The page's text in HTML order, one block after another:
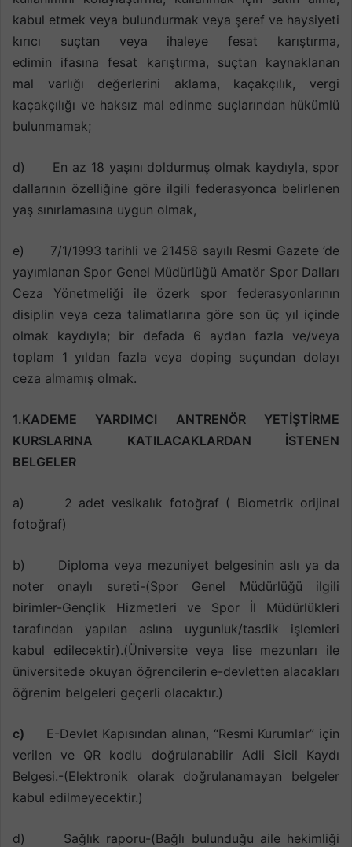
kabul etmek veya bulundurmak veya şeref ve haysiyeti
kırıcı suçtan veya ihaleye fesat karıştırma,
edimin ifasına fesat karıştırma, suçtan kaynaklanan
mal varlığı değerlerini aklama, kaçakçılık, vergi
kaçakçılığı ve haksız mal edinme suçlarından hükümlü
bulunmamak;
d) En az 18 yaşını doldurmuş olmak kaydıyla, spor
dallarının özelliğine göre ilgili federasyonca belirlenen
yaş sınırlamasına uygun olmak,
e) 7/1/1993 tarihli ve 21458 sayılı Resmi Gazete ’de
yayımlanan Spor Genel Müdürlüğü Amatör Spor Dalları
Ceza Yönetmeliği ile özerk spor federasyonlarının
disiplin veya ceza talimatlarına göre son üç yıl içinde
olmak kaydıyla; bir defada 6 aydan fazla ve/veya
toplam 1 yıldan fazla veya doping suçundan dolayı
ceza almamış olmak.
1.KADEME YARDIMCI ANTRENÖR YETİŞTİRME
KURSLARINA KATILACAKLARDAN İSTENEN
BELGELER
a) 2 adet vesikalık fotoğraf ( Biometrik orijinal
fotoğraf)
b) Diploma veya mezuniyet belgesinin aslı ya da
noter onaylı sureti-(Spor Genel Müdürlüğü ilgili
birimler-Gençlik Hizmetleri ve Spor İl Müdürlükleri
tarafından yapılan aslına uygunluk/tasdik işlemleri
kabul edilecektir).(Üniversite veya lise mezunları ile
üniversitede okuyan öğrencilerin e-devletten alacakları
öğrenim belgeleri geçerli olacaktır.)
c) E-Devlet Kapısından alınan, “Resmi Kurumlar” için
verilen ve QR kodlu doğrulanabilir Adli Sicil Kaydı
Belgesi.-(Elektronik olarak doğrulanamayan belgeler
kabul edilmeyecektir.)
d) Sağlık raporu-(Bağlı bulunduğu aile hekimliği